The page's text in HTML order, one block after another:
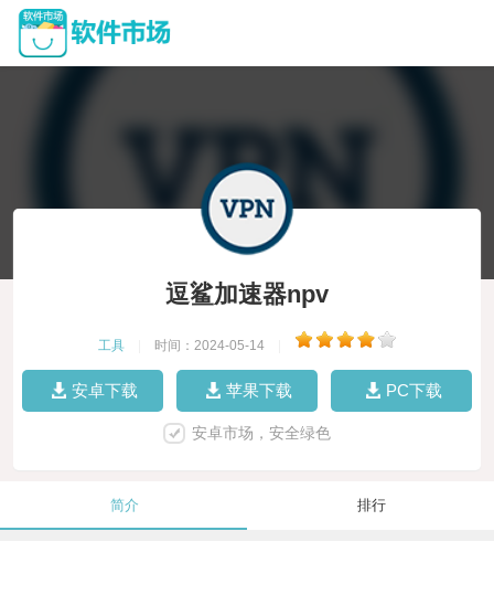
逗鲨加速器npv
工具 时间：2024-05-14
安卓下载 苹果下载 PC下载
安卓市场，安全绿色
简介 排行